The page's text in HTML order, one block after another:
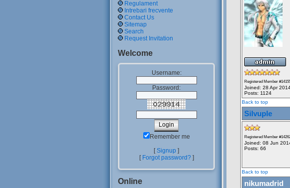
Regulament
Intrebari frecvente
Contact Us
Sitemap
Search
Request Invitation
Welcome
Username:
Password:
Remember me
[Signup ]
[ Forgot password?]
Online
Registered Member
Joined: 28 Apr
Posts: 1124
Back to top
Silvuple
Registered Member
Joined: 08 Jun
Posts: 66
Back to top
nikumadrid